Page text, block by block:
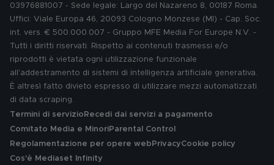
03976881007 - Sede legale: Largo del Nazareno 8, 00187 Roma.
Uffici: Viale Europa 46, 20093 Cologno Monzese (MI) - Cap. Soc.
int. vers. € 500.000.007 - Gruppo MFE Media For Europe N.V. -
Tutti i diritti riservati. Rispetto ai contenuti trasmessi e/o
riprodotti è vietata ogni utilizzazione funzionale
all'addestramento di sistemi di intelligenza artificiale generativa.
È altresì fatto divieto espresso di utilizzare mezzi automatizzati
di data scraping.
Termini di servizio Recedi dai servizi a pagamento
Comitato Media e MinoriParental Control
Regolamentazione per opere web PrivacyCookie policy
Cos'è Mediaset Infinity